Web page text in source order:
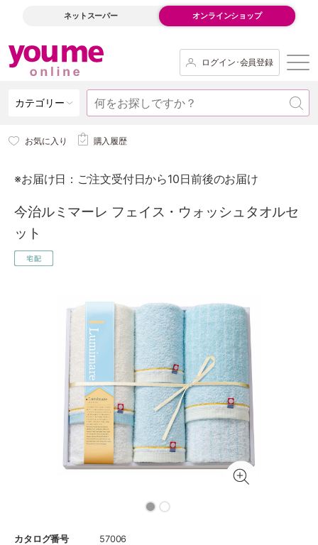
ネットスーパー オンラインショップ
ログイン･会員登録
カテゴリー
お気に入り 購入履歴
※お届け日：ご注文受付日から10日前後のお届け
今治ルミマーレ フェイス・ウォッシュタオルセ
ット
カタログ番号
57006